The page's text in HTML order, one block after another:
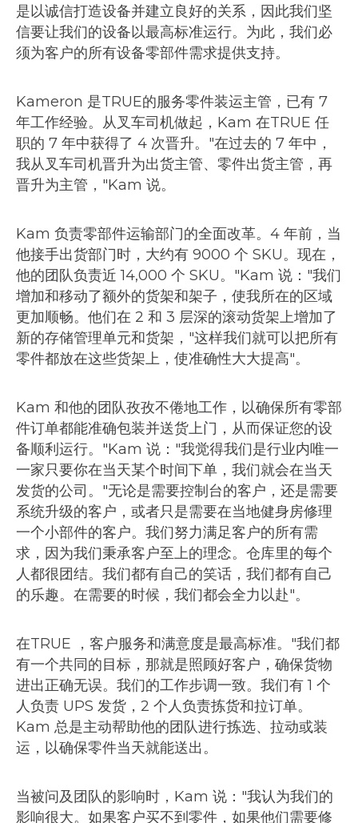
是以诚信打造设备并建立良好的关系，因此我们坚
信要让我们的设备以最高标准运行。 为此，我们必
须为客户的所有设备零部件需求提供支持。
Kameron 是TRUE的服务零件装运主管，已有 7
年工作经验。从叉车司机做起，Kam 在TRUE 任
职的 7 年中获得了 4 次晋升。"在过去的 7 年中，
我从叉车司机晋升为出货主管、零件出货主管，再
晋升为主管，"Kam 说。
Kam 负责零部件运输部门的全面改革。4 年前，当
他接手出货部门时，大约有 9000 个 SKU。现在，
他的团队负责近 14,000 个 SKU。"Kam 说："我们
增加和移动了额外的货架和架子，使我所在的区域
更加顺畅。他们在 2 和 3 层深的滚动货架上增加了
新的存储管理单元和货架，"这样我们就可以把所有
零件都放在这些货架上，使准确性大大提高"。
Kam 和他的团队孜孜不倦地工作，以确保所有零部
件订单都能准确包装并送货上门，从而保证您的设
备顺利运行。"Kam 说："我觉得我们是行业内唯一
一家只要你在当天某个时间下单，我们就会在当天
发货的公司。"无论是需要控制台的客户，还是需要
系统升级的客户，或者只是需要在当地健身房修理
一个小部件的客户。我们努力满足客户的所有需
求，因为我们秉承客户至上的理念。仓库里的每个
人都很团结。我们都有自己的笑话，我们都有自己
的乐趣。在需要的时候，我们都会全力以赴"。
在TRUE ，客户服务和满意度是最高标准。"我们都
有一个共同的目标，那就是照顾好客户，确保货物
进出正确无误。我们的工作步调一致。我们有 1 个
人负责 UPS 发货，2 个人负责拣货和拉订单。
Kam 总是主动帮助他的团队进行拣选、拉动或装
运，以确保零件当天就能送出。
当被问及团队的影响时，Kam 说："我认为我们的
影响很大。如果客户买不到零件，如果他们需要修